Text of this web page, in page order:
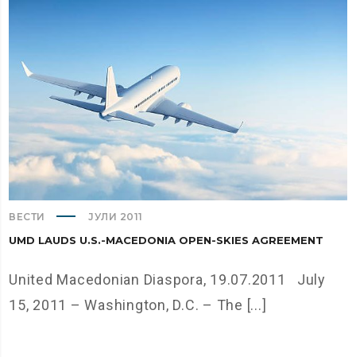
ВЕСТИ ЈУЛИ 2011
UMD LAUDS U.S.-MACEDONIA OPEN-SKIES AGREEMENT
United Macedonian Diaspora, 19.07.2011 July
15, 2011 – Washington, D.C. – The [...]